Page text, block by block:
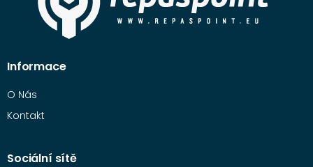
Informace
O Nás
Kontakt
Sociální sítě